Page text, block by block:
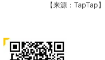
【来源：TapTap】